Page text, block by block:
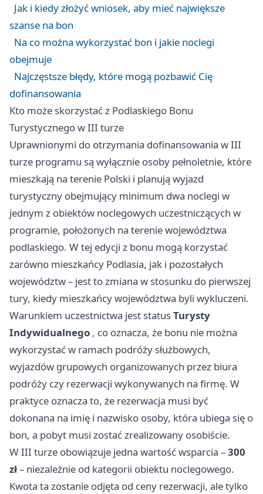
Jak i kiedy złożyć wniosek, aby mieć największe
szanse na bon
Na co można wykorzystać bon i jakie noclegi
obejmuje
Najczęstsze błędy, które mogą pozbawić Cię
dofinansowania
Kto może skorzystać z Podlaskiego Bonu
Turystycznego w III turze
Uprawnionymi do otrzymania dofinansowania w III
turze programu są wyłącznie osoby pełnoletnie, które
mieszkają na terenie Polski i planują wyjazd
turystyczny obejmujący minimum dwa noclegi w
jednym z obiektów noclegowych uczestniczących w
programie, położonych na terenie województwa
podlaskiego. W tej edycji z bonu mogą korzystać
zarówno mieszkańcy Podlasia, jak i pozostałych
województw – jest to zmiana w stosunku do pierwszej
tury, kiedy mieszkańcy województwa byli wykluczeni.
Warunkiem uczestnictwa jest statusTurysty
Indywidualnego , co oznacza, że bonu nie można
wykorzystać w ramach podróży służbowych,
wyjazdów grupowych organizowanych przez biura
podróży czy rezerwacji wykonywanych na firmę. W
praktyce oznacza to, że rezerwacja musi być
dokonana na imię i nazwisko osoby, która ubiega się o
bon, a pobyt musi zostać zrealizowany osobiście.
W III turze obowiązuje jedna wartość wsparcia –300
zł– niezależnie od kategorii obiektu noclegowego.
Kwota ta zostanie odjęta od ceny rezerwacji, ale tylko